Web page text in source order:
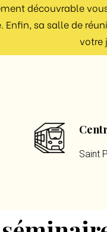
découvrable
sa salle de
votre
Saint